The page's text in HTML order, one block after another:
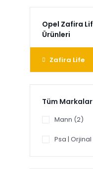
Opel Zafira
Ürünleri
Zafira Life
Tüm Markalar
Mann (2)
Psa |